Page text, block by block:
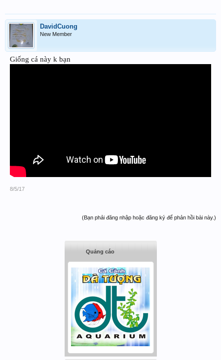
DavidCuong
New Member
Giống cá này k bạn
8/5/17
(Bạn phải đăng nhập hoặc đăng ký để phản hồi bài này.)
Quảng cáo